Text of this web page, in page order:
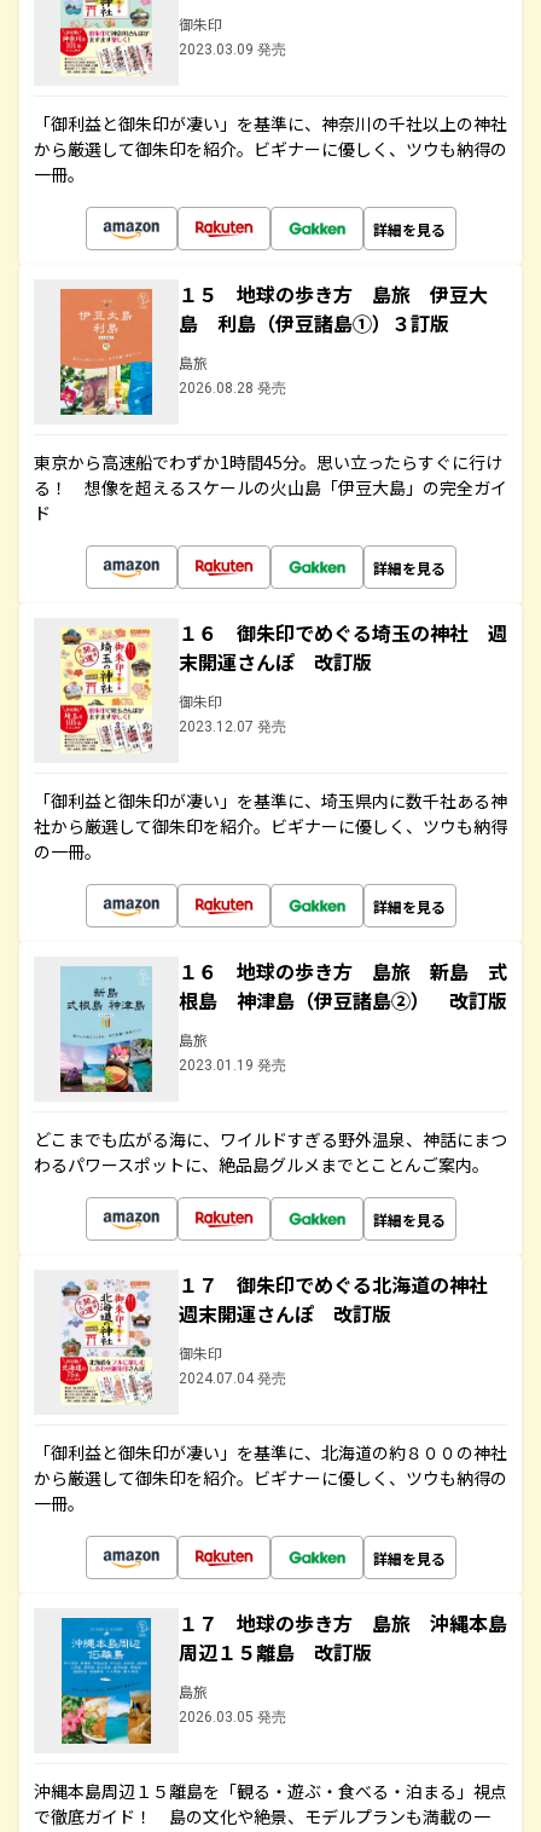
御朱印
2023.03.09 発売
「御利益と御朱印が凄い」を基準に、神奈川の千社以上の神社
から厳選して御朱印を紹介。ビギナーに優しく、ツウも納得の
一冊。
詳細を見る
１５ 地球の歩き方 島旅 伊豆大
島 利島（伊豆諸島①）３訂版
島旅
2026.08.28 発売
東京から高速船でわずか1時間45分。思い立ったらすぐに行け
る！ 想像を超えるスケールの火山島「伊豆大島」の完全ガイ
ド
詳細を見る
１６ 御朱印でめぐる埼玉の神社 週
末開運さんぽ 改訂版
御朱印
2023.12.07 発売
「御利益と御朱印が凄い」を基準に、埼玉県内に数千社ある神
社から厳選して御朱印を紹介。ビギナーに優しく、ツウも納得
の一冊。
詳細を見る
１６ 地球の歩き方 島旅 新島 式
根島 神津島（伊豆諸島②） 改訂版
島旅
2023.01.19 発売
どこまでも広がる海に、ワイルドすぎる野外温泉、神話にまつ
わるパワースポットに、絶品島グルメまでとことんご案内。
詳細を見る
１７ 御朱印でめぐる北海道の神社
週末開運さんぽ 改訂版
御朱印
2024.07.04 発売
「御利益と御朱印が凄い」を基準に、北海道の約８００の神社
から厳選して御朱印を紹介。ビギナーに優しく、ツウも納得の
一冊。
詳細を見る
１７ 地球の歩き方 島旅 沖縄本島
周辺１５離島 改訂版
島旅
2026.03.05 発売
沖縄本島周辺１５離島を「観る・遊ぶ・食べる・泊まる」視点
で徹底ガイド！ 島の文化や絶景、モデルプランも満載の一